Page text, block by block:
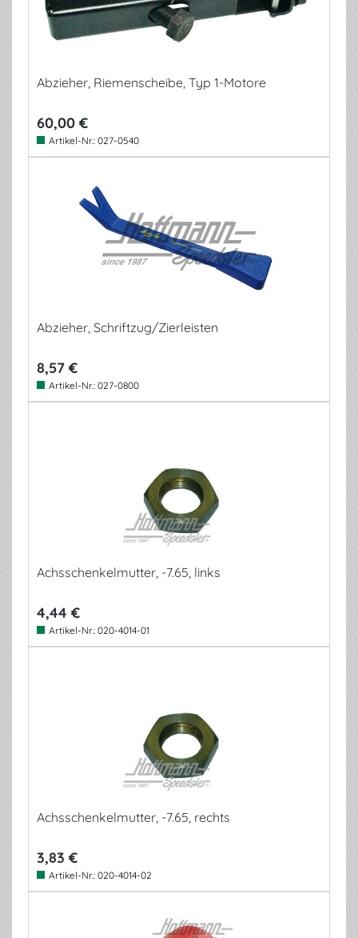
Abzieher, Riemenscheibe, Typ 1-Motore
60,00 €
Artikel-Nr.: 027-0540
Abzieher, Schriftzug/Zierleisten
8,57 €
Artikel-Nr.: 027-0800
Achsschenkelmutter, -7.65, links
4,44 €
Artikel-Nr.: 020-4014-01
Achsschenkelmutter, -7.65, rechts
3,83 €
Artikel-Nr.: 020-4014-02